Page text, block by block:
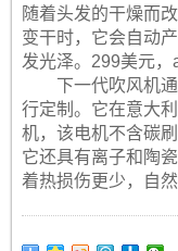
随着头发的干燥而
变干时，它会自动
发光泽。299美元，
下一代吹风机
行定制。它在意大
机，该电机不含碳
它还具有离子和陶
着热损伤更少，自